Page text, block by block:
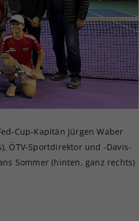
Cup-Kapitän Jürgen Waber
ÖTV-Sportdirektor und -Davis-
Sommer (hinten, ganz rechts)
Einstellungen, falls der
dies eingestellt hat.